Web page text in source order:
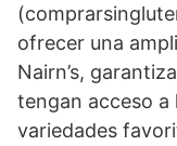
ofrecer una
Nairn’s,
tengan acceso a
variedades